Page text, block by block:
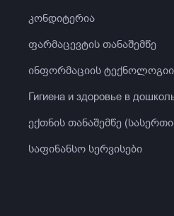
კონდიტერია
ფარმაცევტის თანაშემწე
ინფორმაციის
Гигиена и здоровье в
ექთნის თანაშემწე
საფინანსო სერვისები